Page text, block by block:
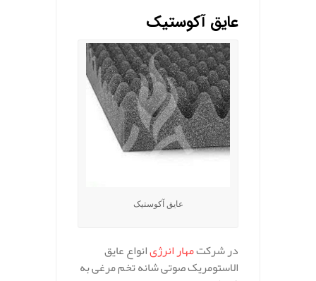
عایق آکوستیک
عایق آکوستیک
در شرکتمهار انرژیانواع عایق
الاستومریک صوتی شانه تخم مرغی به